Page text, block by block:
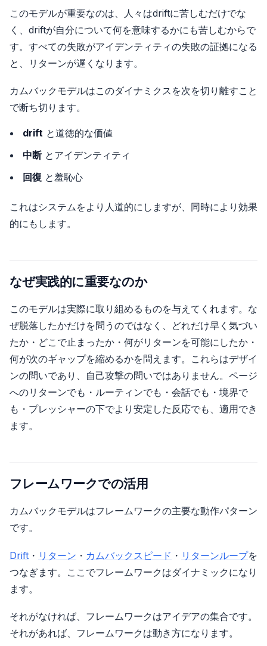
このモデルが重要なのは、人々はdriftに苦しむだけでな
く、driftが自分について何を意味するかにも苦しむからで
す。すべての失敗がアイデンティティの失敗の証拠になる
と、リターンが遅くなります。
カムバックモデルはこのダイナミクスを次を切り離すこと
で断ち切ります。
driftと道徳的な価値
中断とアイデンティティ
回復 と羞恥心
これはシステムをより人道的にしますが、同時により効果
的にもします。
なぜ実践的に重要なのか
このモデルは実際に取り組めるものを与えてくれます。な
ぜ脱落したかだけを問うのではなく、どれだけ早く気づい
たか・どこで止まったか・何がリターンを可能にしたか・
何が次のギャップを縮めるかを問えます。これらはデザイ
ンの問いであり、自己攻撃の問いではありません。ページ
へのリターンでも・ルーティンでも・会話でも・境界で
も・プレッシャーの下でより安定した反応でも、適用でき
ます。
フレームワークでの活用
カムバックモデルはフレームワークの主要な動作パターン
です。
Drift ・ リターン ・ カムバックスピード ・ リターンループを
つなぎます。ここでフレームワークはダイナミックになり
ます。
それがなければ、フレームワークはアイデアの集合です。
それがあれば、フレームワークは動き方になります。